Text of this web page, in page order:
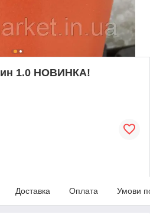
1.0 НОВИНКА!
Доставка Оплата Умови